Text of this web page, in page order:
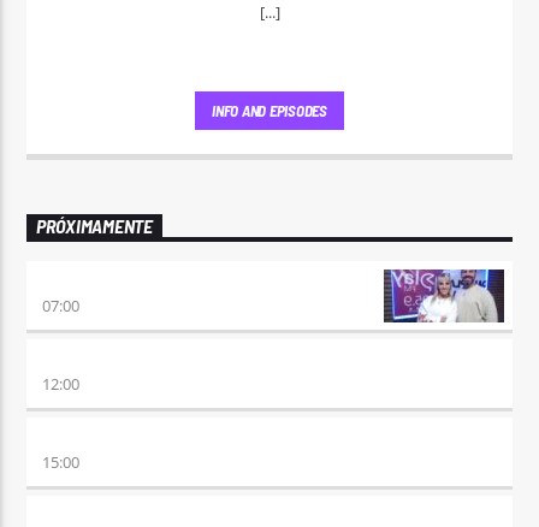
[...]
INFO AND EPISODES
PRÓXIMAMENTE
07:00
12:00
15:00